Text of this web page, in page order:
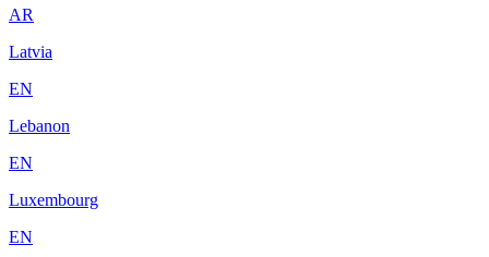
AR
Latvia
EN
Lebanon
EN
Luxembourg
EN